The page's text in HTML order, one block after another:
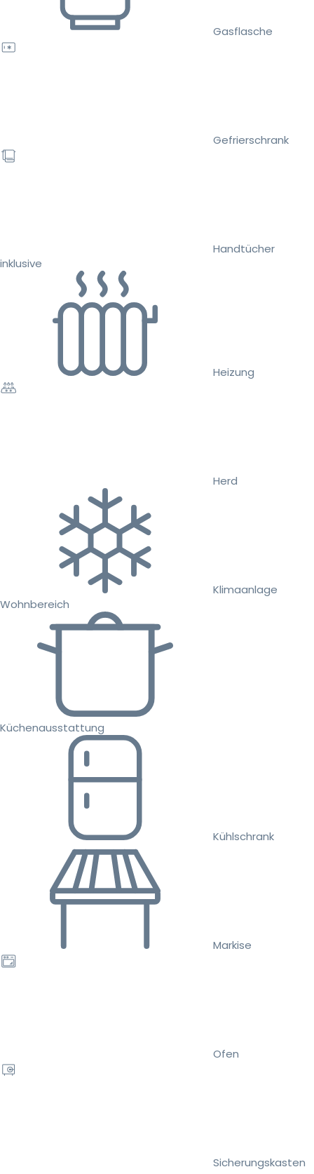
Gasflasche
Gefrierschrank
Handtücher
inklusive
Heizung
Herd
Klimaanlage
Wohnbereich
Küchenausstattung
Kühlschrank
Markise
Ofen
Sicherungskasten